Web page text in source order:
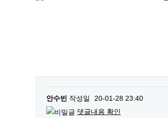
안수빈 작성일
20-01-28 23:40
댓글내용 확인